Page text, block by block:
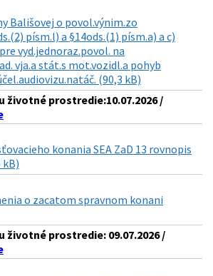
Bališovej o povol.výnim.zo
písm.l) a §14ods.(1) písm.a) a c)
vyd.jednoraz.povol. na
vja.a stát.s mot.vozidl.a pohyb
(90,3 kB)
životné prostredie:10.07.2026 /
konania SEA ZaD 13 rovnopis
o zacatom spravnom konani
životné prostredie: 09.07.2026 /